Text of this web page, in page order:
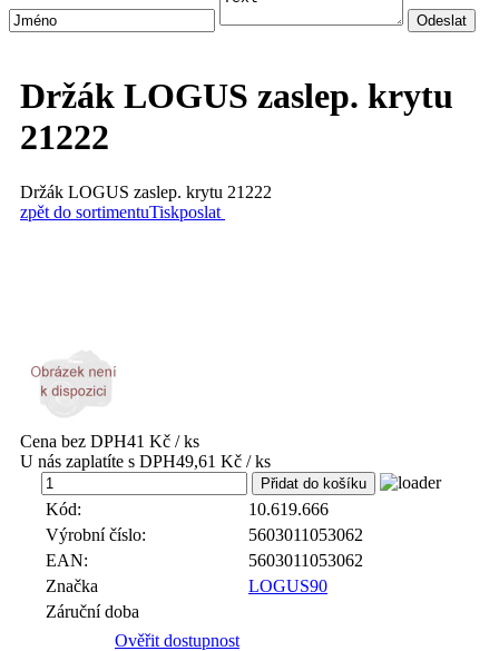
Držák LOGUS zaslep. krytu
21222
Držák LOGUS zaslep. krytu 21222
zpět do sortimentuTiskposlat
Cena bez DPH41 Kč / ks
U nás zaplatíte s DPH49,61 Kč / ks
Kód:
10.619.666
Výrobní číslo:
5603011053062
EAN:
5603011053062
Značka
LOGUS90
Záruční doba
Ověřit dostupnost